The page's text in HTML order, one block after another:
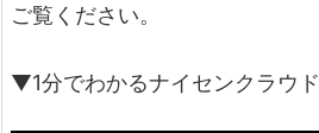
ご覧ください。
▼1分でわかるナイセンクラウド